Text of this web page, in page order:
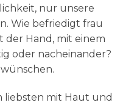
nur unsere
Wie befriedigt frau
der Hand, mit einem
oder nacheinander?
liebsten mit Haut und